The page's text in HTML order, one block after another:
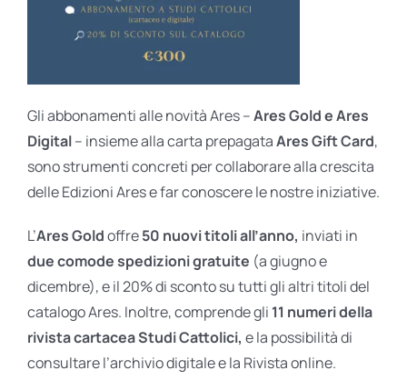
Gli abbonamenti alle novità Ares –Ares Gold e Ares
Digital– insieme alla carta prepagataAres Gift Card,
sono strumenti concreti per collaborare alla crescita
delle Edizioni Ares e far conoscere le nostre iniziative.
L’Ares Goldoffre50 nuovi titoli all’anno, inviati in
due comode spedizioni gratuite (a giugno e
dicembre), e il 20% di sconto su tutti gli altri titoli del
catalogo Ares. Inoltre, comprende gli 11 numeri della
rivista cartacea Studi Cattolici, e la possibilità di
consultare l’archivio digitale e la Rivista online.